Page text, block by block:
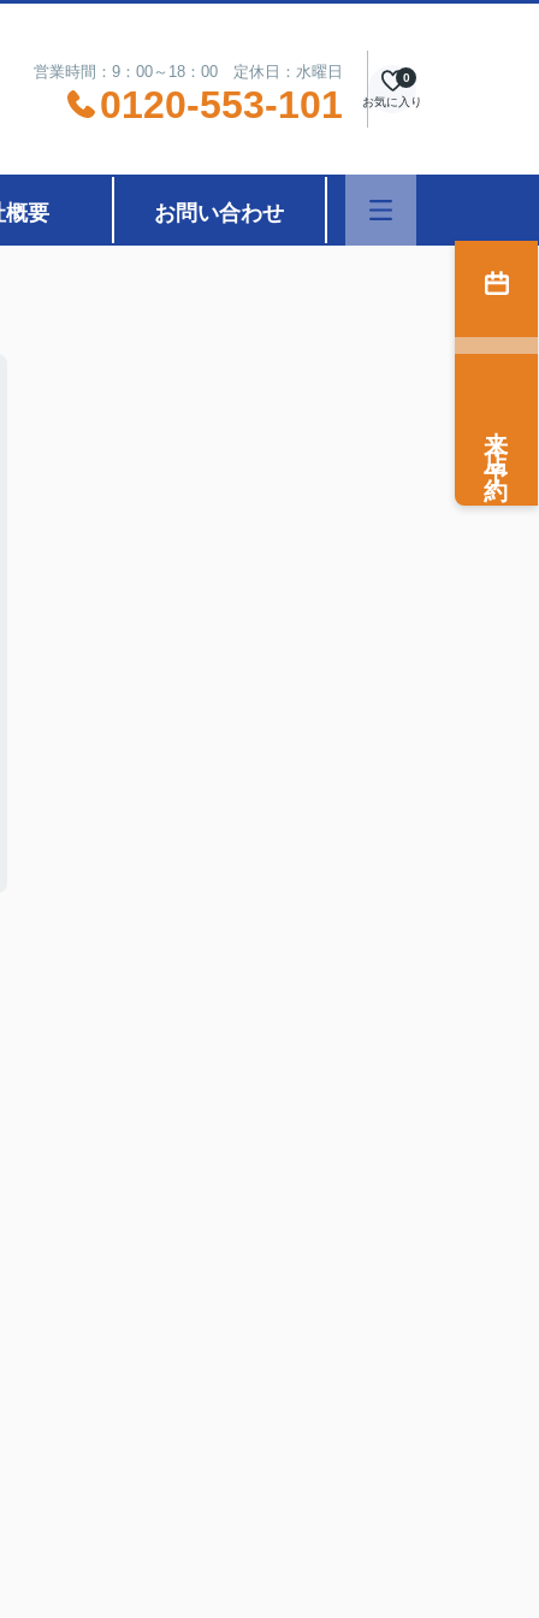
営業時間：9：00～18：00 定休日：水曜日
0120-553-101 お気に入り
0
概要 お問い合わせ
来店予約